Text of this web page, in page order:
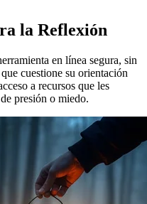
la Reflexión
en línea segura, sin
cuestione su orientación
a recursos que les
presión o miedo.